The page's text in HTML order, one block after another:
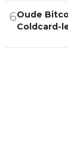
6Oude
Coldcard-